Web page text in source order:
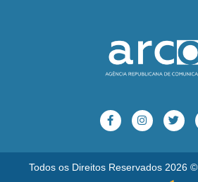
Todos os Direitos Reservados 2026 ©